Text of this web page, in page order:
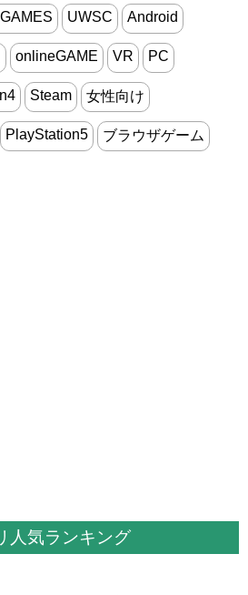
UWSC Android
onlineGAME VR PC
Steam 女性向け
PlayStation5 ブラウザゲーム
人気ランキング